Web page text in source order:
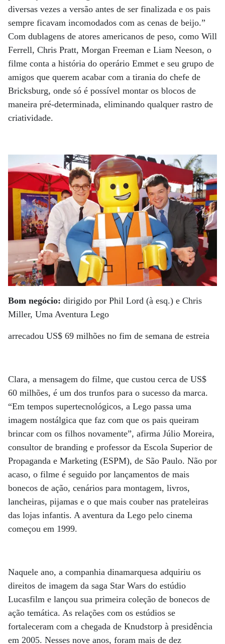
diversas vezes a versão antes de ser finalizada e os pais
sempre ficavam incomodados com as cenas de beijo.”
Com dublagens de atores americanos de peso, como Will
Ferrell, Chris Pratt, Morgan Freeman e Liam Neeson, o
filme conta a história do operário Emmet e seu grupo de
amigos que querem acabar com a tirania do chefe de
Bricksburg, onde só é possível montar os blocos de
maneira pré-determinada, eliminando qualquer rastro de
criatividade.
Bom negócio: dirigido por Phil Lord (à esq.) e Chris
Miller, Uma Aventura Lego
arrecadou US$ 69 milhões no fim de semana de estreia
Clara, a mensagem do filme, que custou cerca de US$
60 milhões, é um dos trunfos para o sucesso da marca.
“Em tempos supertecnológicos, a Lego passa uma
imagem nostálgica que faz com que os pais queiram
brincar com os filhos novamente”, afirma Júlio Moreira,
consultor de branding e professor da Escola Superior de
Propaganda e Marketing (ESPM), de São Paulo. Não por
acaso, o filme é seguido por lançamentos de mais
bonecos de ação, cenários para montagem, livros,
lancheiras, pijamas e o que mais couber nas prateleiras
das lojas infantis. A aventura da Lego pelo cinema
começou em 1999.
Naquele ano, a companhia dinamarquesa adquiriu os
direitos de imagem da saga Star Wars do estúdio
Lucasfilm e lançou sua primeira coleção de bonecos de
ação temática. As relações com os estúdios se
fortaleceram com a chegada de Knudstorp à presidência
em 2005. Nesses nove anos, foram mais de dez